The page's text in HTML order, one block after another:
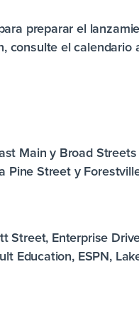
preparar el
consulte el calendario
Main y Broad
Street y
Street, Enterprise
Education, ESPN,